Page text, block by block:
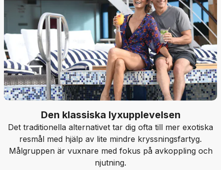
Den klassiska lyxupplevelsen
Det traditionella alternativet tar dig ofta till mer exotiska
resmål med hjälp av lite mindre kryssningsfartyg.
Målgruppen är vuxnare med fokus på avkoppling och
njutning.